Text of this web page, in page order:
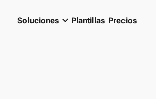
Solucioneskeyboard_arrow_down Plantillas Precios